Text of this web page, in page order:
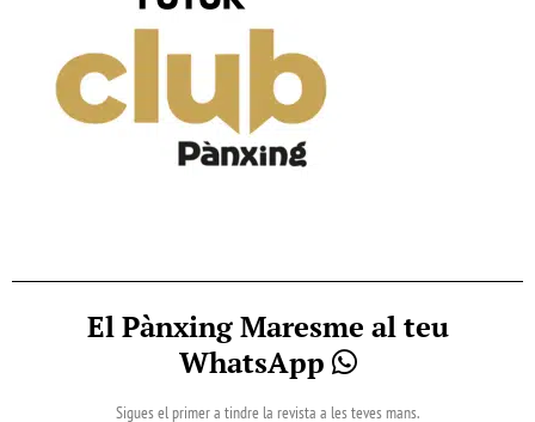
El Pànxing Maresme al teu
WhatsApp
Sigues el primer a tindre la revista a les teves mans.